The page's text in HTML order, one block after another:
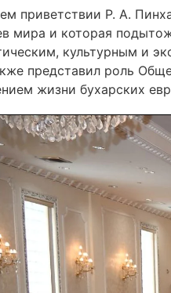
приветствии Р. А.
мира и которая
культурным и
представил роль
жизни бухарских